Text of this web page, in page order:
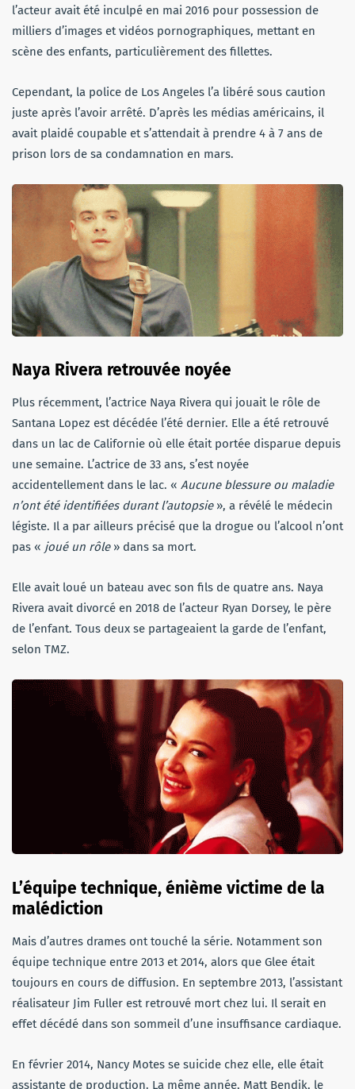
l’acteur avait été inculpé en mai 2016 pour possession de
milliers d’images et vidéos pornographiques, mettant en
scène des enfants, particulièrement des fillettes.
Cependant, la police de Los Angeles l’a libéré sous caution
juste après l’avoir arrêté. D’après les médias américains, il
avait plaidé coupable et s’attendait à prendre 4 à 7 ans de
prison lors de sa condamnation en mars.
Naya Rivera retrouvée noyée
Plus récemment, l’actrice Naya Rivera qui jouait le rôle de
Santana Lopez est décédée l’été dernier. Elle a été retrouvé
dans un lac de Californie où elle était portée disparue depuis
une semaine. L’actrice de 33 ans, s’est noyée
accidentellement dans le lac. « Aucune blessure ou maladie
n’ont été identifiées durant l’autopsie», a révélé le médecin
légiste. Il a par ailleurs précisé que la drogue ou l’alcool n’ont
pas « joué un rôle» dans sa mort.
Elle avait loué un bateau avec son fils de quatre ans. Naya
Rivera avait divorcé en 2018 de l’acteur Ryan Dorsey, le père
de l’enfant. Tous deux se partageaient la garde de l’enfant,
selon TMZ.
L’équipe technique, énième victime de la
malédiction
Mais d’autres drames ont touché la série. Notamment son
équipe technique entre 2013 et 2014, alors que Glee était
toujours en cours de diffusion. En septembre 2013, l’assistant
réalisateur Jim Fuller est retrouvé mort chez lui. Il serait en
effet décédé dans son sommeil d’une insuffisance cardiaque.
En février 2014, Nancy Motes se suicide chez elle, elle était
assistante de production. La même année, Matt Bendik, le